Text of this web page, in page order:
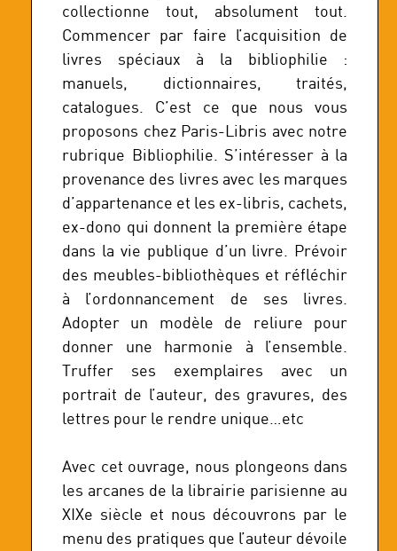
collectionne tout, absolument tout.
Commencer par faire l’acquisition de
livres spéciaux à la bibliophilie :
manuels, dictionnaires, traités,
catalogues. C’est ce que nous vous
proposons chez Paris-Libris avec notre
rubrique Bibliophilie. S’intéresser à la
provenance des livres avec les marques
d’appartenance et les ex-libris, cachets,
ex-dono qui donnent la première étape
dans la vie publique d’un livre. Prévoir
des meubles-bibliothèques et réfléchir
à l’ordonnancement de ses livres.
Adopter un modèle de reliure pour
donner une harmonie à l’ensemble.
Truffer ses exemplaires avec un
portrait de l’auteur, des gravures, des
lettres pour le rendre unique…etc
Avec cet ouvrage, nous plongeons dans
les arcanes de la librairie parisienne au
XIXe siècle et nous découvrons par le
menu des pratiques que l’auteur dévoile